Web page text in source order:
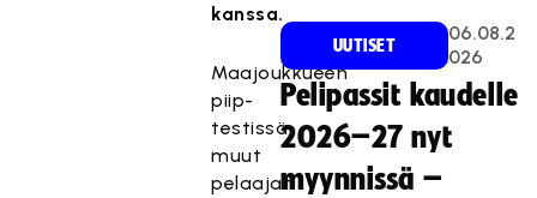
kanssa.
Maajoukkueen
piip-
testissä
muut
pelaajat
UUTISET
06.08.2
026
Pelipassit kaudelle
2026–27 nyt
myynnissä –